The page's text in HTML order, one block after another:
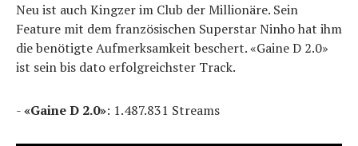
Neu ist auch Kingzer im Club der Millionäre. Sein
Feature mit dem französischen Superstar Ninho hat ihm
die benötigte Aufmerksamkeit beschert. «Gaine D 2.0»
ist sein bis dato erfolgreichster Track.
-«Gaine D 2.0»: 1.487.831 Streams